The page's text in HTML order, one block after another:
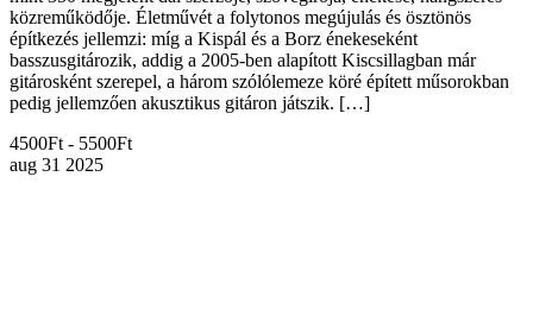
közreműködője. Életművét a folytonos megújulás és ösztönös
építkezés jellemzi: míg a Kispál és a Borz énekeseként
basszusgitározik, addig a 2005-ben alapított Kiscsillagban már
gitárosként szerepel, a három szólólemeze köré épített műsorokban
pedig jellemzően akusztikus gitáron játszik. […]
4500Ft - 5500Ft
aug 31 2025